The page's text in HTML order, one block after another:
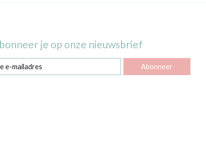
je op onze nieuwsbrief
Abonneer